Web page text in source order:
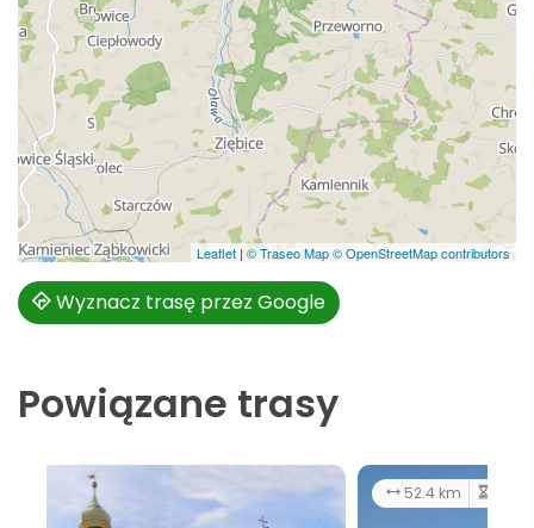
Leaflet | © Traseo Map© OpenStreetMap contributors
Wyznacz trasę przez Google
Powiązane trasy
52.4 km 7:00 h średni